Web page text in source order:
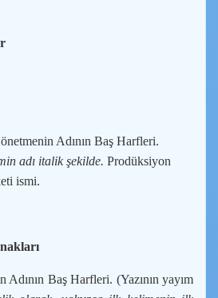
Adının Baş Harfleri.
adı italik şekilde. Prodüksiyon
ismi.
Adının Baş Harfleri. (Yazının yayım